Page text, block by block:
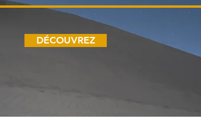
DÉCOUVREZ